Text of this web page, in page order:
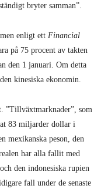
bryter samman”.
enligt ett Financial
på 75 procent av takten
den 1 januari. Om detta
kinesiska ekonomin.
”Tillväxtmarknader”, som
83 miljarder dollar i
mexikanska peson, den
har alla fallit med
den indonesiska rupien
fall under de senaste